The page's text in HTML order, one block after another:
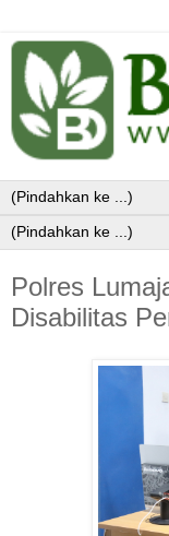
Polres
Disabilitas